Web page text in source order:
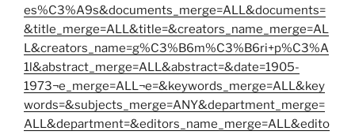
es%C3%A9s&documents_merge=ALL&documents=
&title_merge=ALL&title=&creators_name_merge=AL
L&creators_name=g%C3%B6m%C3%B6ri+p%C3%A
1l&abstract_merge=ALL&abstract=&date=1905-
1973¬e_merge=ALL¬e=&keywords_merge=ALL&key
words=&subjects_merge=ANY&department_merge=
ALL&department=&editors_name_merge=ALL&edito